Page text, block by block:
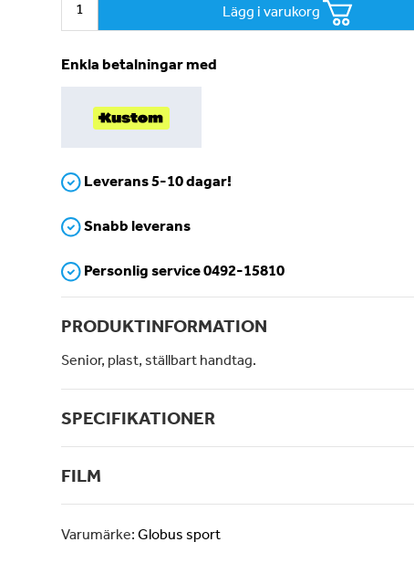
Lägg i varukorg
Enkla betalningar med
Leverans 5-10 dagar!
Snabb leverans
Personlig service 0492-15810
PRODUKTINFORMATION
Senior, plast, ställbart handtag.
SPECIFIKATIONER
FILM
Varumärke: Globus sport